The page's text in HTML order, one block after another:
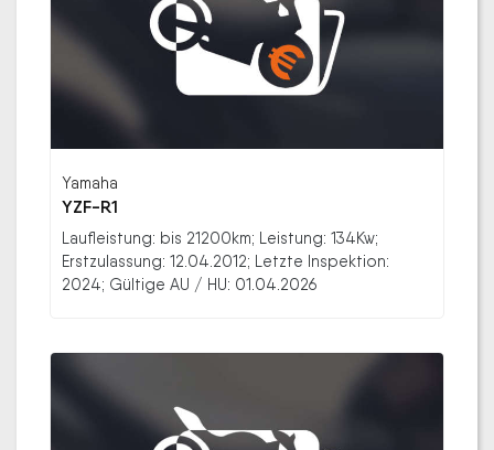
Yamaha
YZF-R1
Laufleistung: bis 21200km; Leistung: 134Kw;
Erstzulassung: 12.04.2012; Letzte Inspektion:
2024; Gültige AU / HU: 01.04.2026